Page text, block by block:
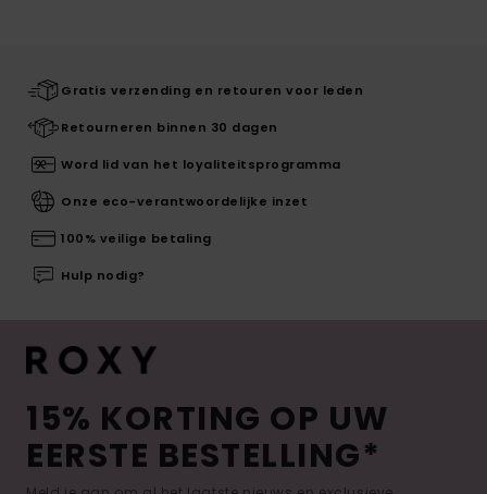
Gratis verzending en retouren voor leden
Retourneren binnen 30 dagen
Word lid van het loyaliteitsprogramma
Onze eco-verantwoordelijke inzet
100% veilige betaling
Hulp nodig?
15% KORTING OP UW
EERSTE BESTELLING*